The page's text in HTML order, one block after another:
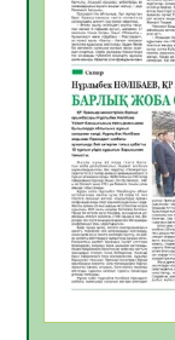
Open Air:
06.08.2026
ЖАРҚЫН
МӘЖІЛІС
05.08.2026
Қазақстан